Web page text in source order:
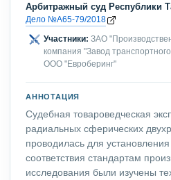
Арбитражный суд Республики
Дело №А65-79/2018
Участники: ЗАО
компания "Завод
ООО "Евроберинг"
АННОТАЦИЯ
Судебная товароведческая
радиальных сферических
проводилась для
соответствия стандартам
исследования были изучены